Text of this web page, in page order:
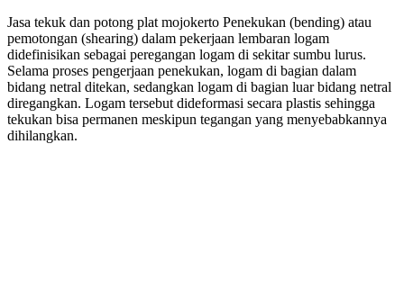
Jasa tekuk dan potong plat mojokerto Penekukan (bending) atau
pemotongan (shearing) dalam pekerjaan lembaran logam
didefinisikan sebagai peregangan logam di sekitar sumbu lurus.
Selama proses pengerjaan penekukan, logam di bagian dalam
bidang netral ditekan, sedangkan logam di bagian luar bidang netral
diregangkan. Logam tersebut dideformasi secara plastis sehingga
tekukan bisa permanen meskipun tegangan yang menyebabkannya
dihilangkan.